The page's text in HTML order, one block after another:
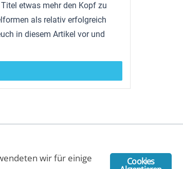
etwas mehr den Kopf zu
als relativ erfolgreich
in diesem Artikel vor und
Cookies
wir für einige